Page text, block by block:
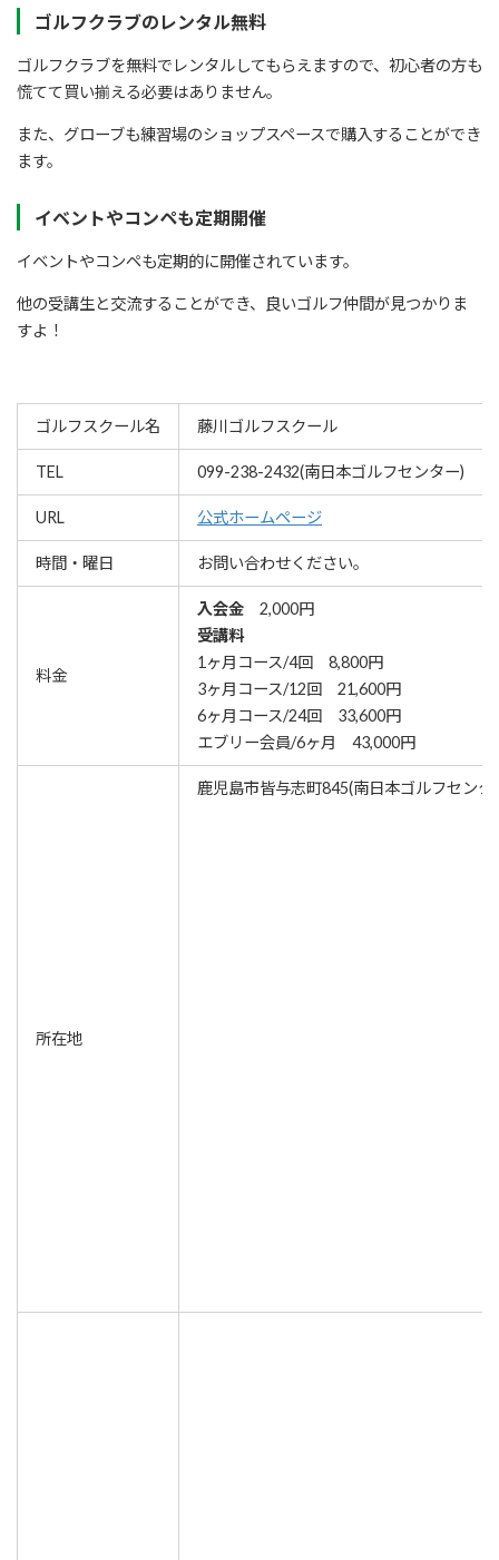
ゴルフクラブのレンタル無料
ゴルフクラブを無料でレンタルしてもらえますので、初心者の方も
慌てて買い揃える必要はありません。
また、グローブも練習場のショップスペースで購入することができ
ます。
イベントやコンペも定期開催
イベントやコンペも定期的に開催されています。
他の受講生と交流することができ、良いゴルフ仲間が見つかりま
すよ！
ゴルフスクール名 藤川ゴルフスクール
TEL 099-238-2432(南日本ゴルフセンター)
URL 公式ホームページ
時間・曜日 お問い合わせください。
料金
入会金 2,000円
受講料
1ヶ月コース/4回 8,800円
3ヶ月コース/12回 21,600円
6ヶ月コース/24回 33,600円
エブリー会員/6ヶ月 43,000円
所在地
鹿児島市皆与志町845(南日本ゴルフセンタ